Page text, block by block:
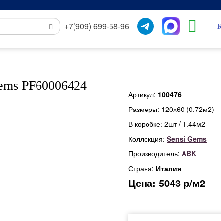
+7(909) 699-58-96
PF60006424
Артикул: 100476
Размеры: 120х60 (0.72м2)
В коробке: 2шт / 1.44м2
Коллекция: Sensi Gems
Производитель: ABK
Страна: Италия
Цена: 5043 р/м2